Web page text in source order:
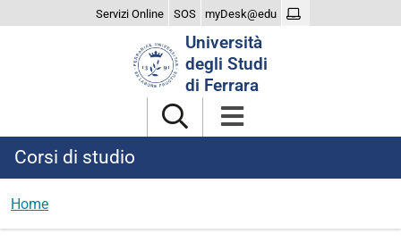
Servizi Online SOS myDesk@edu
Università
degli Studi
di Ferrara
Corsi di studio
Home